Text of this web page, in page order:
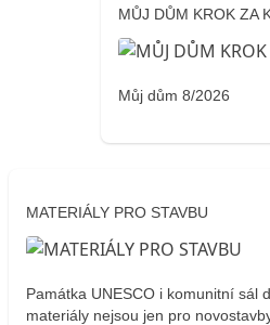
MŮJ DŮM KROK ZA
Můj dům 8/2026
MATERIÁLY PRO STAVBU
Památka UNESCO i komunitní sál
materiály nejsou jen pro